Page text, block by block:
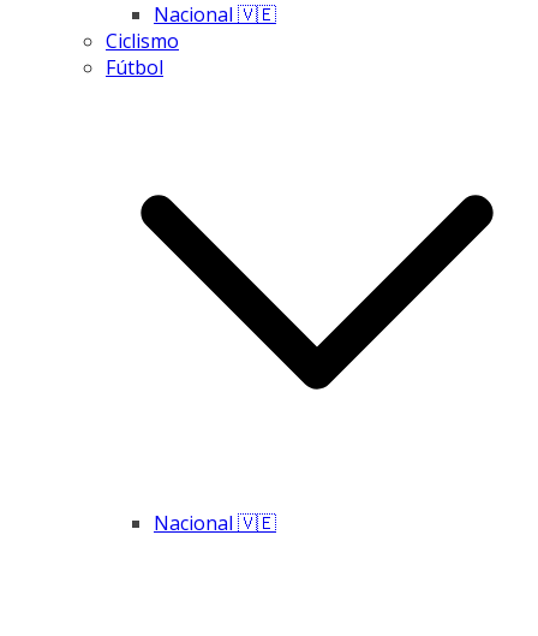
Nacional 🇻🇪
Ciclismo
Fútbol
Nacional 🇻🇪